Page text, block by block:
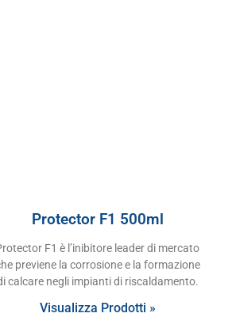
Protector F1 500ml
F1 è l’inibitore leader di mercato
previene la corrosione e la formazione
calcare negli impianti di riscaldamento.
Visualizza Prodotti »